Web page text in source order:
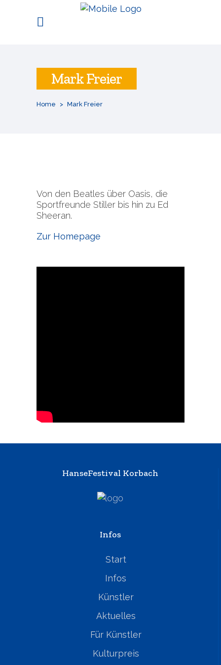
Mark Freier
Home > Mark Freier
Von den Beatles über Oasis, die
Sportfreunde Stiller bis hin zu Ed
Sheeran.
Zur Homepage
HanseFestival Korbach
Infos
Start
Infos
Künstler
Aktuelles
Für Künstler
Kulturpreis